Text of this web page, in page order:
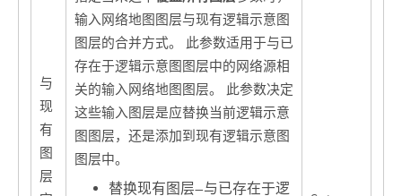
与
现
有
图
层
输入网络地图图层与现有逻辑示意图
图层的合并方式。 此参数适用于与已
存在于逻辑示意图图层中的网络源相
关的输入网络地图图层。 此参数决定
这些输入图层是应替换当前逻辑示意
图图层，还是添加到现有逻辑示意图
图层中。
替换现有图层—与已存在于逻